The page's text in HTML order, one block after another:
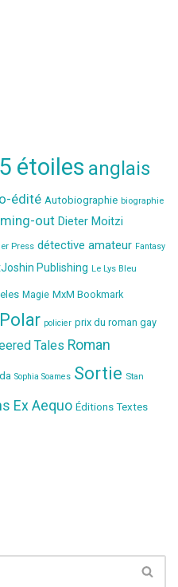
5 étoiles anglais
édité Autobiographie biographie
out Dieter Moitzi
Press détective amateur Fantasy
Publishing Le Lys Bleu
Magie MxM Bookmark
Polar policier prix du roman gay
Tales Roman
Sophia Soames Sortie Stan
Ex Aequo Éditions Textes